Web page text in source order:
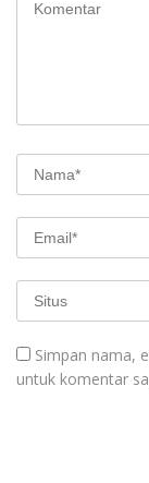
Simpan nama,
untuk komentar